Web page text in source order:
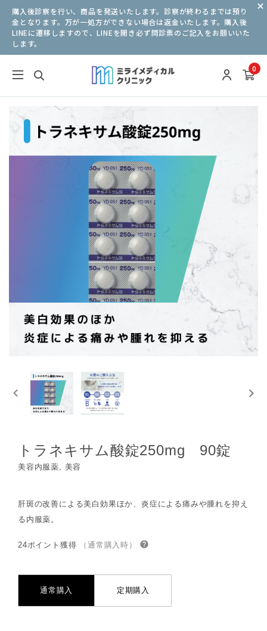
購入後診察を行い、商品を発送いたします。診察が終わるまでは預り
金となります。万が一処方ができない場合は返金いたします。購入後
LINEに遷移しますので、LINEを開き必ず問診票のご記入をお願いいた
します。
0
トラネキサム酸錠250mg 90錠
美容内服薬, 美容
肝斑の改善による美白効果ほか、炎症による痛みや腫れを抑え
る内服薬。
24ポイント獲得 （通常購入時）
通常購入 定期購入